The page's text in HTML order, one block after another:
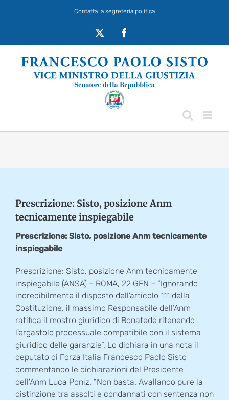
Contatta la segreteria politica
Prescrizione: Sisto, posizione Anm
tecnicamente inspiegabile
Prescrizione: Sisto, posizione Anm tecnicamente
inspiegabile
Prescrizione: Sisto, posizione Anm tecnicamente
inspiegabile (ANSA) – ROMA, 22 GEN – “Ignorando
incredibilmente il disposto dell’articolo 111 della
Costituzione, il massimo Responsabile dell’Anm
ratifica il mostro giuridico di Bonafede ritenendo
l’ergastolo processuale compatibile con il sistema
giuridico delle garanzie”. Lo dichiara in una nota il
deputato di Forza Italia Francesco Paolo Sisto
commentando le dichiarazioni del Presidente
dell’Anm Luca Poniz. “Non basta. Avallando pure la
distinzione tra assolti e condannati con sentenza non